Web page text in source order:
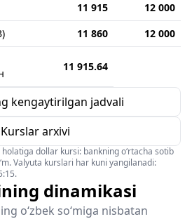
11 915
12 000
11 860
12 000
11 915.64
kengaytirilgan jadvali
Kurslar arxivi
dollar kursi: bankning o‘rtacha sotib
Valyuta kurslari har kuni yangilanadi:
dinamikasi
o‘zbek so‘miga nisbatan